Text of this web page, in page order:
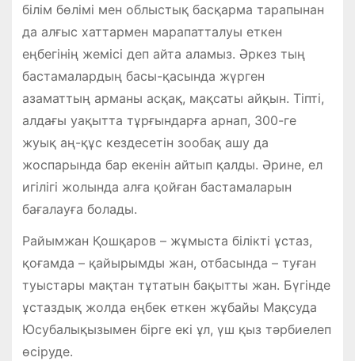
білім бөлімі мен облыстық басқарма тарапынан
да алғыс хаттармен марапатталуы еткен
еңбегінің жемісі деп айта аламыз. Әркез тың
бастамалардың басы-қасында жүрген
азаматтың арманы асқақ, мақсаты айқын. Тіпті,
алдағы уақытта тұрғындарға арнап, 300-ге
жуық аң-құс кездесетін зообақ ашу да
жоспарында бар екенін айтып қалды. Әрине, ел
игілігі жолында алға қойған бастамаларын
бағалауға болады.
Райымжан Қошқаров – жұмыста білікті ұстаз,
қоғамда – қайырымды жан, отбасында – туған
туыстары мақтан тұтатын бақытты жан. Бүгінде
ұстаздық жолда еңбек еткен жұбайы Мақсуда
Юсубалықызымен бірге екі ұл, үш қыз тәрбиелеп
өсіруде.